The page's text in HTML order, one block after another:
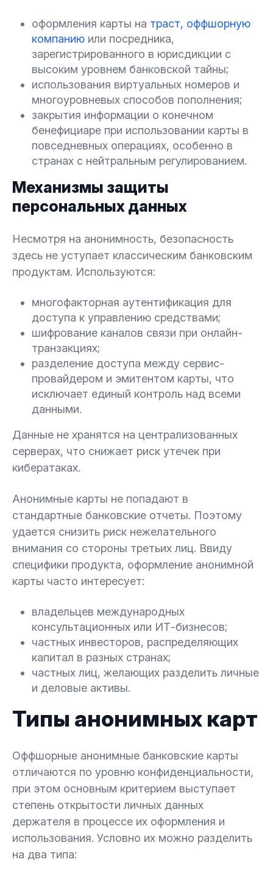
оформления карты на траст, оффшорную
компанию или посредника,
зарегистрированного в юрисдикции с
высоким уровнем банковской тайны;
использования виртуальных номеров и
многоуровневых способов пополнения;
закрытия информации о конечном
бенефициаре при использовании карты в
повседневных операциях, особенно в
странах с нейтральным регулированием.
Механизмы защиты
персональных данных
Несмотря на анонимность, безопасность
здесь не уступает классическим банковским
продуктам. Используются:
многофакторная аутентификация для
доступа к управлению средствами;
шифрование каналов связи при онлайн-
транзакциях;
разделение доступа между сервис-
провайдером и эмитентом карты, что
исключает единый контроль над всеми
данными.
Данные не хранятся на централизованных
серверах, что снижает риск утечек при
кибератаках.
Анонимные карты не попадают в
стандартные банковские отчеты. Поэтому
удается снизить риск нежелательного
внимания со стороны третьих лиц. Ввиду
специфики продукта, оформление анонимной
карты часто интересует:
владельцев международных
консультационных или ИТ-бизнесов;
частных инвесторов, распределяющих
капитал в разных странах;
частных лиц, желающих разделить личные
и деловые активы.
Типы анонимных карт
Оффшорные анонимные банковские карты
отличаются по уровню конфиденциальности,
при этом основным критерием выступает
степень открытости личных данных
держателя в процессе их оформления и
использования. Условно их можно разделить
на два типа: